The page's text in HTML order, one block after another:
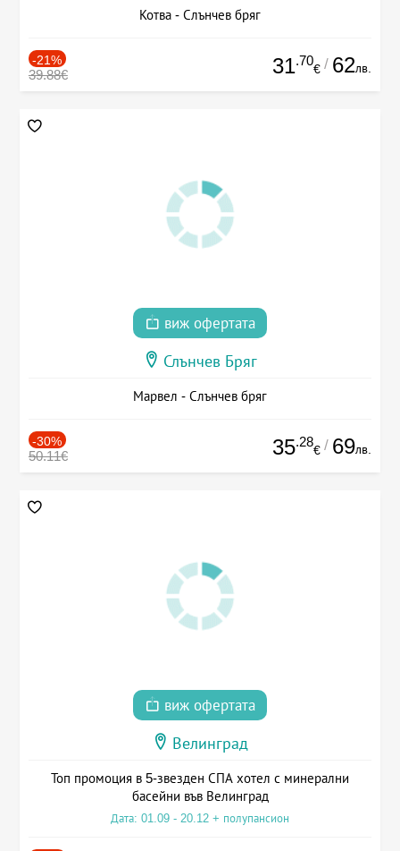
Котва - Слънчев бряг
-21%
39.88€ 31.70
€ / 62лв.
виж офертата
Слънчев Бряг
Марвел - Слънчев бряг
-30%
50.11€ 35.28
€ / 69лв.
виж офертата
Велинград
Топ промоция в 5-звезден СПА хотел с минерални
басейни във Велинград
Дата: 01.09 - 20.12 + полупансион